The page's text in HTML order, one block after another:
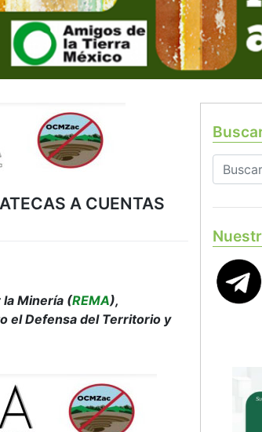
A CUENTAS
la Minería (REMA),
el Defensa del Territorio y